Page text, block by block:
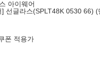
아이웨어
] 선글라스(SPLT48K 0530 66) (
폰 적용가